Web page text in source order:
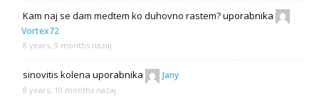
Kam naj se dam medtem ko duhovno rastem?uporabnika
Vortex72
8 years, 9 months nazaj
sinovitis kolena uporabnika Jany
8 years, 10 months nazaj